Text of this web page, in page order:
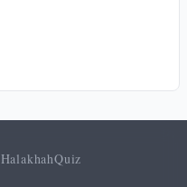
HalakhahQuiz